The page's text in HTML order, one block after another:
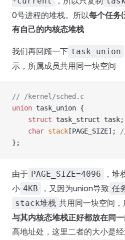
0号进程的堆栈。所以每个任务
有自己的内核态堆栈
我们再回顾一下 task_union
示，所属成员共用同一块空间
// /kernel/sched.c
union task_union {
	struct
task_struct task;
	char
stack [PAGE_SIZE];
};
由于 PAGE_SIZE=4096
，堆
小 4KB ，又因为union导致 任
stack堆栈 共用同一块空间
与其内核态堆栈正好都放在同
高地址处，这里二者的大小是